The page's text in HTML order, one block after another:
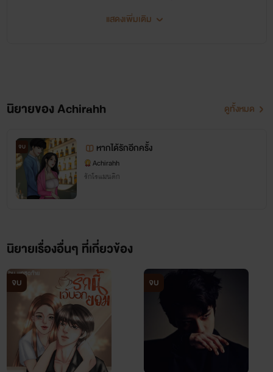
ไรท์ไม่ใช่นักเขียนมืออาชีพ 🖌ผิดพลาดประการ
เนื้อหาส่วนใหญ่เหมาะสำหรับผู้อ่านอายุ18+ขึ้น
ขอบคุณรีดเดอร์ที่คอยซัพพอร์ต นับว่าเป็นกำลัง
ใจที่ยิ่งใหญ่ของไรท์ตัวน้อยๆคนนี้ 💕
แสดงเพิ่มเติม
นิยายของ Achirahh ดูทั้งหมด
จบ หากได้รักอีกครั้ง
Achirahh
รักโรแมนติก
นิยายเรื่องอื่นๆ ที่เกี่ยวข้อง
จบ จบ